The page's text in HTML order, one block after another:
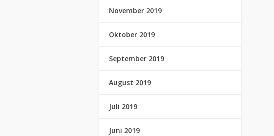
November 2019
Oktober 2019
September 2019
August 2019
Juli 2019
Juni 2019